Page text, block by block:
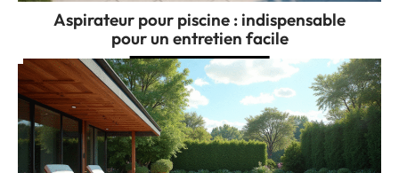
Aspirateur pour piscine : indispensable
pour un entretien facile